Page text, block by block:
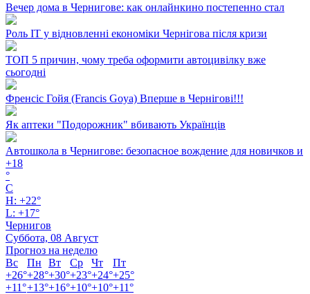
Вечер дома в Чернигове: как онлайнкино постепенно стал
Роль ІТ у відновленні економіки Чернігова після кризи
ТОП 5 причин, чому треба оформити автоцивілку вже
сьогодні
Френсіс Гойя (Francis Goya) Вперше в Чернігові!!!
Як аптеки "Подорожник" вбивають Українців
Автошкола в Чернигове: безопасное вождение для новичков и
+18
°
C
H: +22°
L: +17°
Чернигов
Суббота, 08 Август
Прогноз на неделю
Вс
Пн Вт Ср Чт
Пт
+26°+28°+30°+23°+24°+25°
+11°+13°+16°+10°+10°+11°